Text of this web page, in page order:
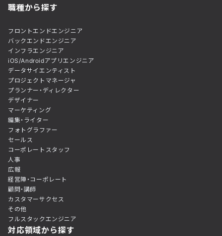
職種から探す
フロントエンドエンジニア
バックエンドエンジニア
インフラエンジニア
iOS/Androidアプリエンジニア
データサイエンティスト
プロジェクトマネージャ
プランナー・ディレクター
デザイナー
マーケティング
編集・ライター
フォトグラファー
セールス
コーポレートスタッフ
人事
広報
経営陣・コーポレート
顧問・講師
カスタマーサクセス
その他
フルスタックエンジニア
対応領域から探す